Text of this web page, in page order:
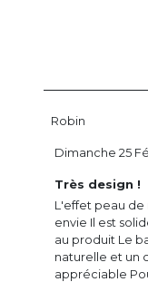
Robin
Très design !
L'effet peau de
envie Il est
au produit Le
naturelle et un
appréciable
Dimanche 25